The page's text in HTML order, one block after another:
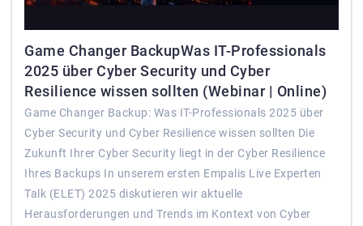
Game Changer BackupWas IT-Professionals
2025 über Cyber Security und Cyber
Resilience wissen sollten (Webinar | Online)
Game Changer Backup: Was IT-Professionals 2025 über
Cyber Security und Cyber Resilience wissen sollten Die
Zukunft Ihrer Cyber Security liegt in der Cyber Resilience
Ihres Backups In unserem ersten Empalis Live Experten
Talk (ELET) 2025 diskutieren wir aktuelle
Herausforderungen und Trends im Kontext von Cyber